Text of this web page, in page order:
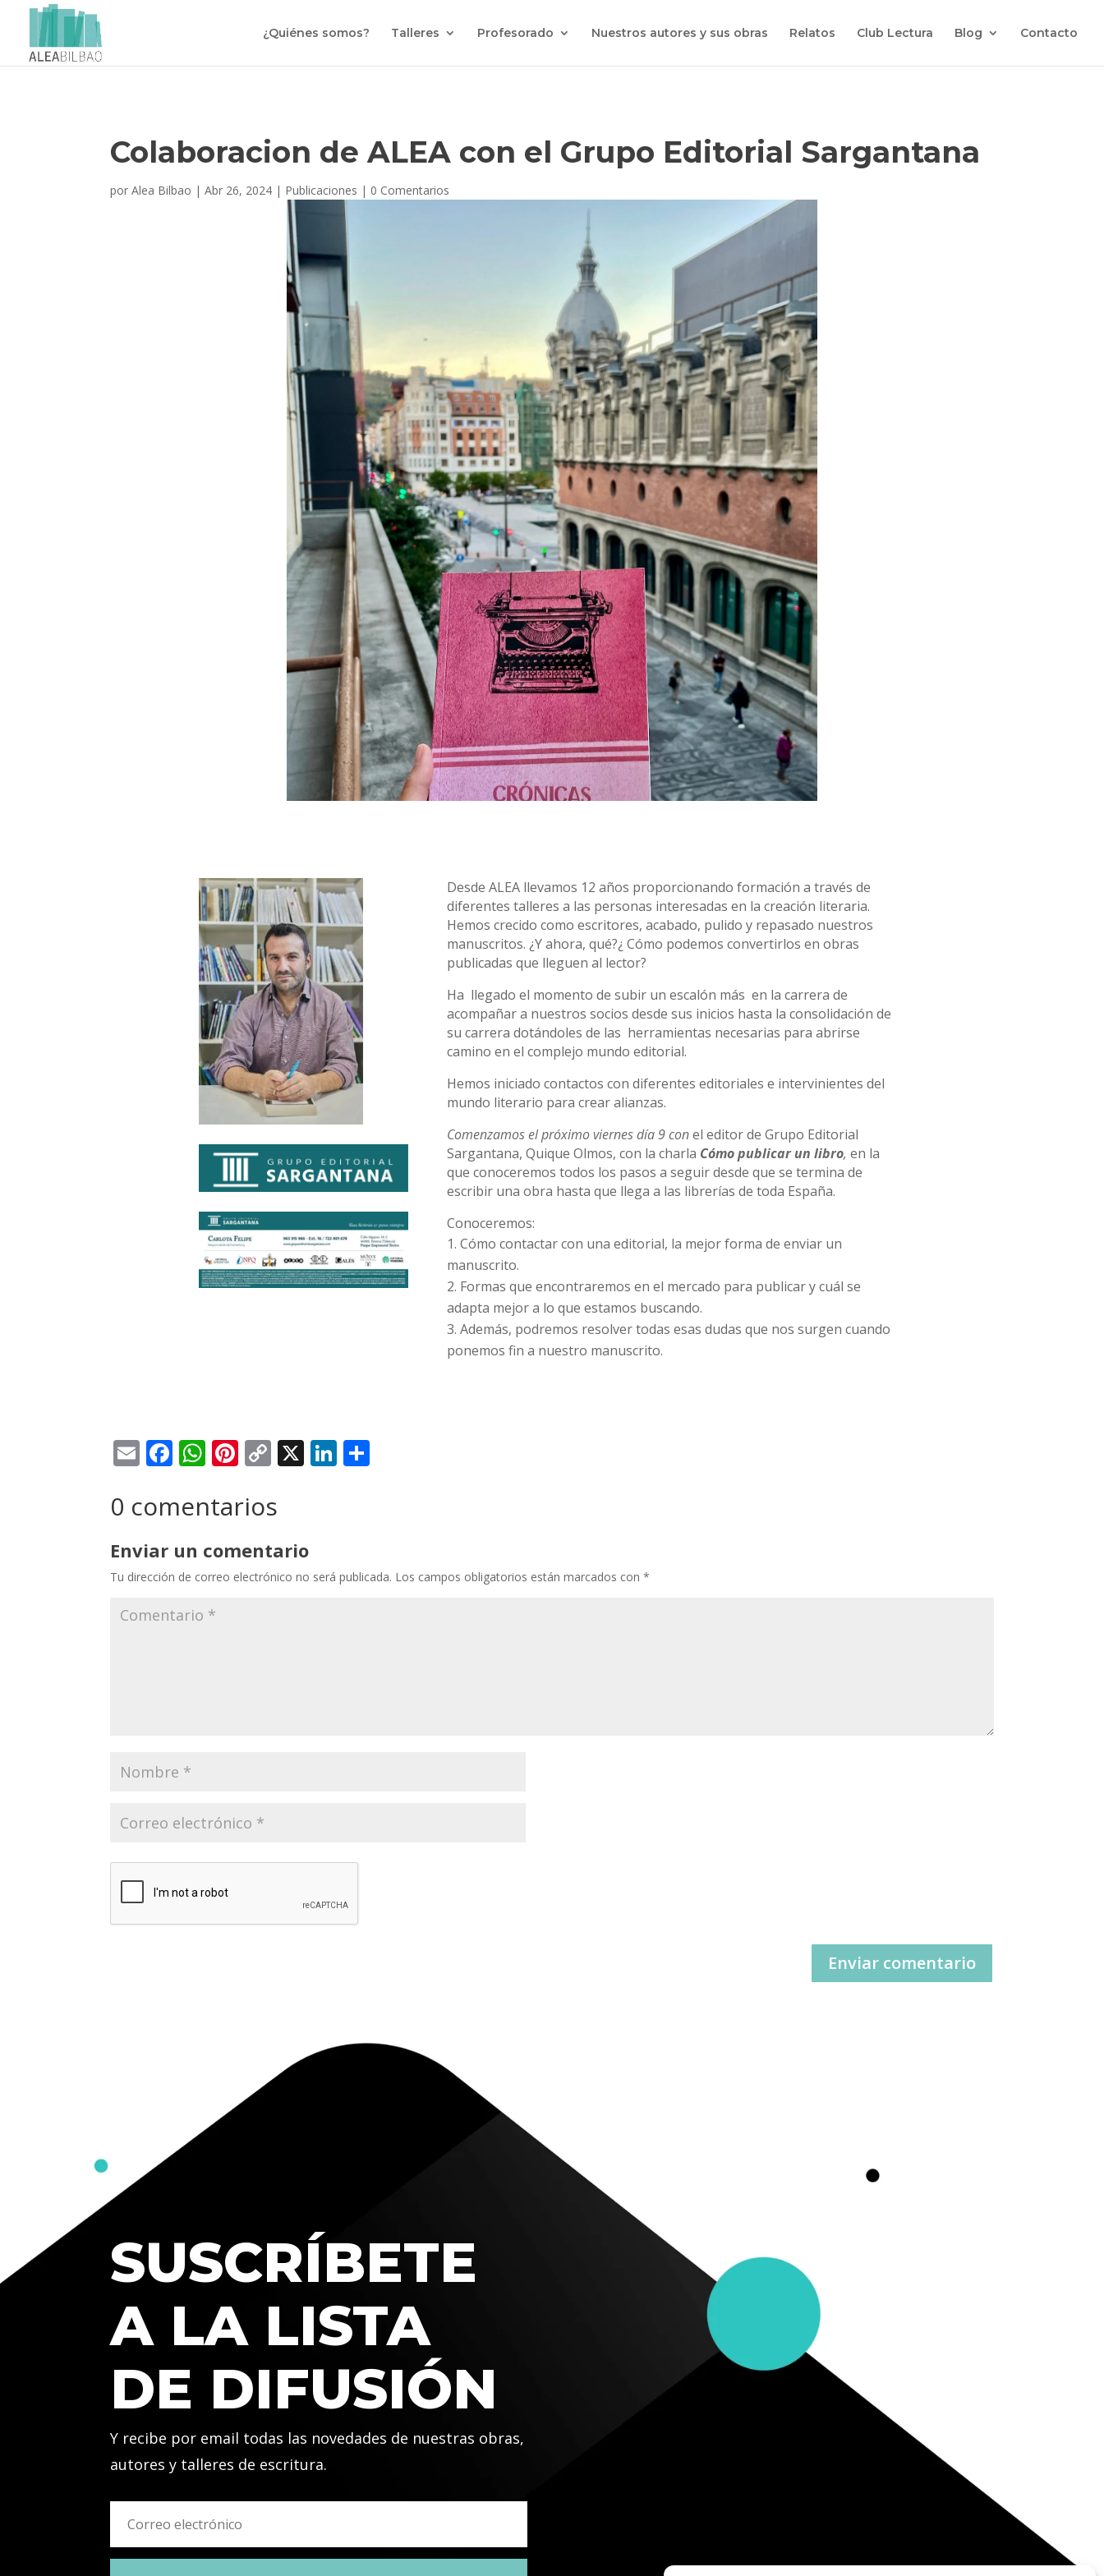
¿Quiénes somos? Talleres Profesorado Nuestros autores y sus obras Relatos Club Lectura Blog Contacto
Colaboracion de ALEA con el Grupo Editorial Sargantana
porAlea Bilbao |Abr 26, 2024 | Publicaciones | 0 Comentarios
Desde ALEA llevamos 12 años proporcionando formación a través de
diferentes talleres a las personas interesadas en la creación literaria.
Hemos crecido como escritores, acabado, pulido y repasado nuestros
manuscritos. ¿Y ahora, qué?¿ Cómo podemos convertirlos en obras
publicadas que lleguen al lector?
Ha llegado el momento de subir un escalón más en la carrera de
acompañar a nuestros socios desde sus inicios hasta la consolidación de
su carrera dotándoles de las herramientas necesarias para abrirse
camino en el complejo mundo editorial.
Hemos iniciado contactos con diferentes editoriales e intervinientes del
mundo literario para crear alianzas.
Comenzamos el próximo viernes día 9 conel editor de Grupo Editorial
Sargantana, Quique Olmos, con la charla Cómo publicar un libro, en la
que conoceremos todos los pasos a seguir desde que se termina de
escribir una obra hasta que llega a las librerías de toda España.
Conoceremos:
Cómo contactar con una editorial, la mejor forma de enviar un
manuscrito.
Formas que encontraremos en el mercado para publicar y cuál se
adapta mejor a lo que estamos buscando.
Además, podremos resolver todas esas dudas que nos surgen cuando
ponemos fin a nuestro manuscrito.
EmailFacebook
WhatsApp
Pinterest
Copy
X LinkedIn
0 comentarios
Enviar un comentario
Tu dirección de correo electrónico no será publicada. Los campos obligatorios están marcados con*
Enviar comentario
SUSCRÍBETE
A LA LISTA
DE DIFUSIÓN
Y recibe por email todas las novedades de nuestras obras,
autores y talleres de escritura.